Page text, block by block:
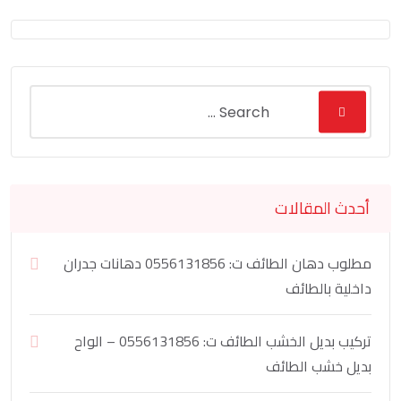
أحدث المقالات
مطلوب دهان الطائف ت: 0556131856 دهانات جدران
داخلية بالطائف
تركيب بديل الخشب الطائف ت: 0556131856 – الواح
بديل خشب الطائف